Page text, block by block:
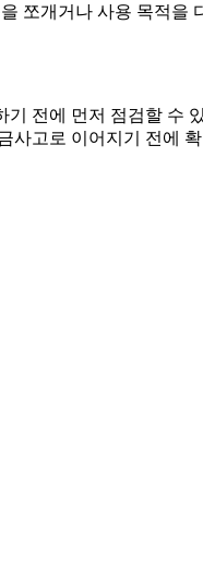
쪼개거나 사용 목적을
전에 먼저 점검할 수
사고로 이어지기 전에